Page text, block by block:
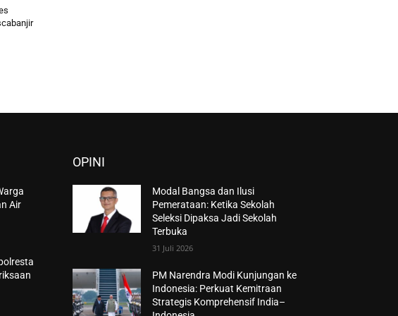
Air
OPINI
Modal Bangsa dan Ilusi
Pemerataan: Ketika Sekolah
Seleksi Dipaksa Jadi Sekolah
Terbuka
31 Juli 2026
PM Narendra Modi Kunjungan ke
Indonesia: Perkuat Kemitraan
Strategis Komprehensif India–